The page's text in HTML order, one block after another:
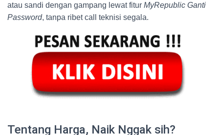
atau sandi dengan gampang lewat fitur MyRepublic Ganti
Password, tanpa ribet call teknisi segala.
Tentang Harga, Naik Nggak sih?